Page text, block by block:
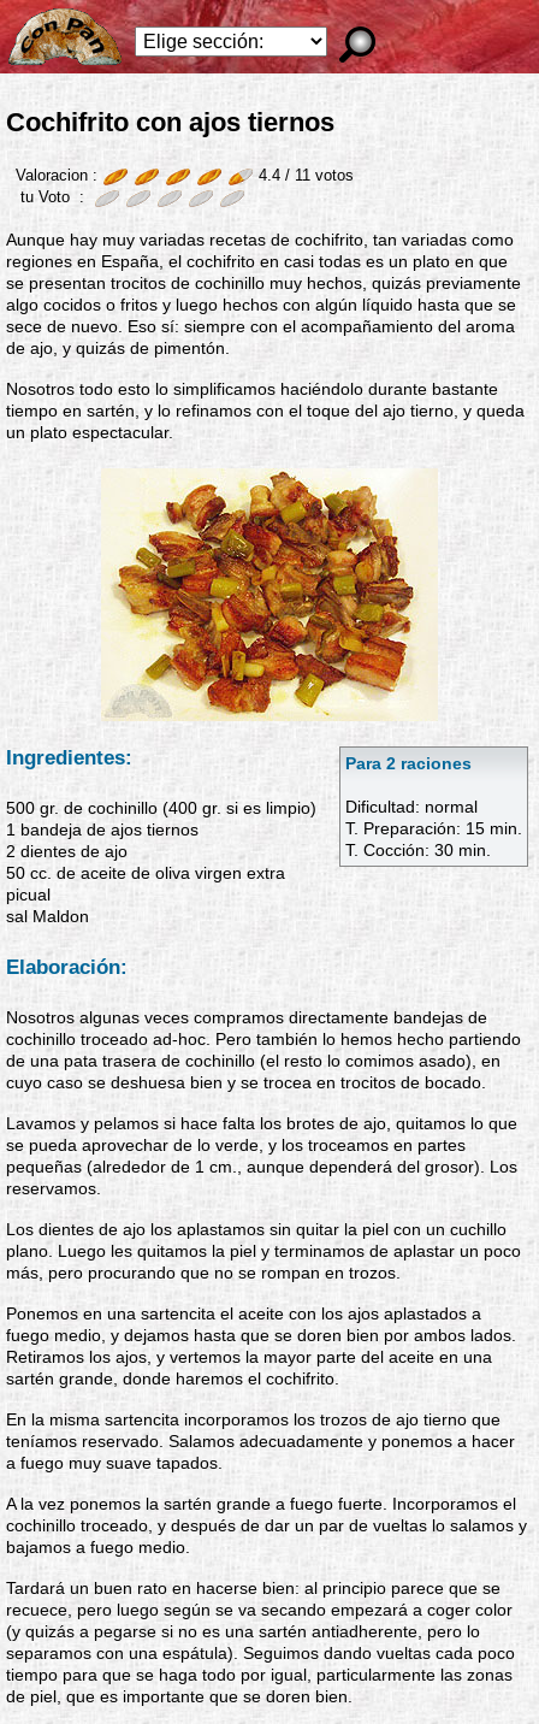
Cochifrito con ajos tiernos
Valoracion : 4.4 / 11 votos
tu Voto :
Aunque hay muy variadas recetas de cochifrito, tan variadas como
regiones en España, el cochifrito en casi todas es un plato en que
se presentan trocitos de cochinillo muy hechos, quizás previamente
algo cocidos o fritos y luego hechos con algún líquido hasta que se
sece de nuevo. Eso sí: siempre con el acompañamiento del aroma
de ajo, y quizás de pimentón.
Nosotros todo esto lo simplificamos haciéndolo durante bastante
tiempo en sartén, y lo refinamos con el toque del ajo tierno, y queda
un plato espectacular.
Para 2 raciones
Dificultad: normal
T. Preparación: 15 min.
T. Cocción: 30 min.
Ingredientes:
500 gr. de cochinillo (400 gr. si es limpio)
1 bandeja de ajos tiernos
2 dientes de ajo
50 cc. de aceite de oliva virgen extra
picual
sal Maldon
Elaboración:
Nosotros algunas veces compramos directamente bandejas de
cochinillo troceado ad-hoc. Pero también lo hemos hecho partiendo
de una pata trasera de cochinillo (el resto lo comimos asado), en
cuyo caso se deshuesa bien y se trocea en trocitos de bocado.
Lavamos y pelamos si hace falta los brotes de ajo, quitamos lo que
se pueda aprovechar de lo verde, y los troceamos en partes
pequeñas (alrededor de 1 cm., aunque dependerá del grosor). Los
reservamos.
Los dientes de ajo los aplastamos sin quitar la piel con un cuchillo
plano. Luego les quitamos la piel y terminamos de aplastar un poco
más, pero procurando que no se rompan en trozos.
Ponemos en una sartencita el aceite con los ajos aplastados a
fuego medio, y dejamos hasta que se doren bien por ambos lados.
Retiramos los ajos, y vertemos la mayor parte del aceite en una
sartén grande, donde haremos el cochifrito.
En la misma sartencita incorporamos los trozos de ajo tierno que
teníamos reservado. Salamos adecuadamente y ponemos a hacer
a fuego muy suave tapados.
A la vez ponemos la sartén grande a fuego fuerte. Incorporamos el
cochinillo troceado, y después de dar un par de vueltas lo salamos y
bajamos a fuego medio.
Tardará un buen rato en hacerse bien: al principio parece que se
recuece, pero luego según se va secando empezará a coger color
(y quizás a pegarse si no es una sartén antiadherente, pero lo
separamos con una espátula). Seguimos dando vueltas cada poco
tiempo para que se haga todo por igual, particularmente las zonas
de piel, que es importante que se doren bien.